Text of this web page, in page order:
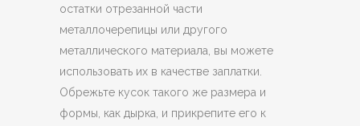
остатки отрезанной части
металлочерепицы или другого
металлического материала, вы можете
использовать их в качестве заплатки.
Обрежьте кусок такого же размера и
формы, как дырка, и прикрепите его к